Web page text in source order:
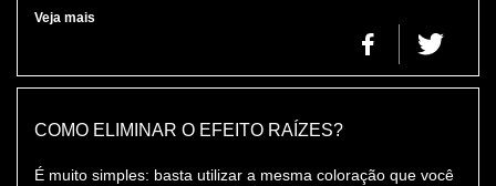
Veja mais
COMO ELIMINAR O EFEITO RAÍZES?
É muito simples: basta utilizar a mesma coloração que você